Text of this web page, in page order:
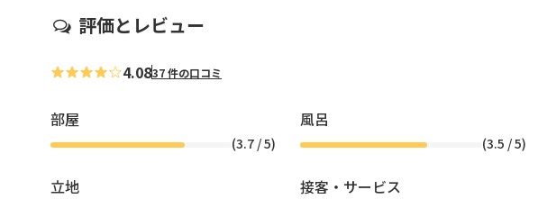
評価とレビュー
4.0837 件の口コミ
部屋
(3.7 / 5)
風呂
(3.5 / 5)
立地 接客・サービス